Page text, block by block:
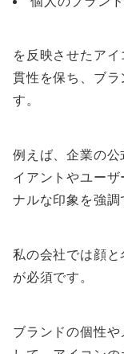
を反映させたア
貫性を保ち、ブラ
す。
例えば、企業の
イアントやユー
ナルな印象を強調
私の会社では顔
が必須です。
ブランドの個性